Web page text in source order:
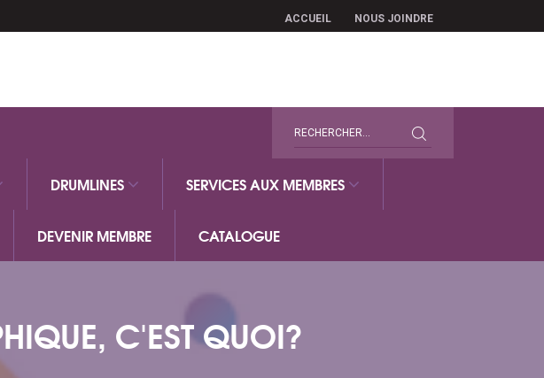
ACCUEIL NOUS JOINDRE
DRUMLINES SERVICES AUX MEMBRES
DEVENIR MEMBRE CATALOGUE
C'EST QUOI?